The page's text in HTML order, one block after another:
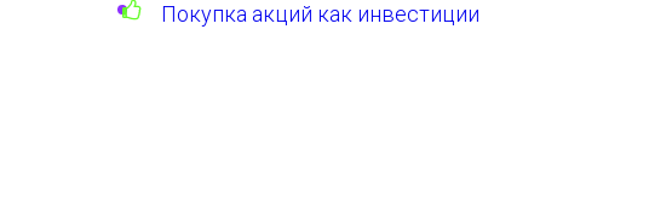
Покупка акций как инвестиции